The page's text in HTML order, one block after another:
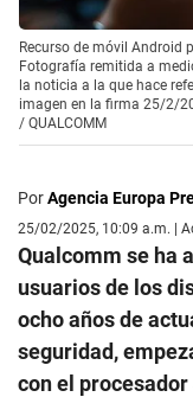
Recurso de móvil Android
Fotografía remitida a
la noticia a la que hace
imagen en la firma 25/2/
/ QUALCOMM
PorAgencia Europa
25/02/2025, 10:09 a.m. |
Qualcomm se ha
usuarios de los
ocho años de
seguridad,
con el